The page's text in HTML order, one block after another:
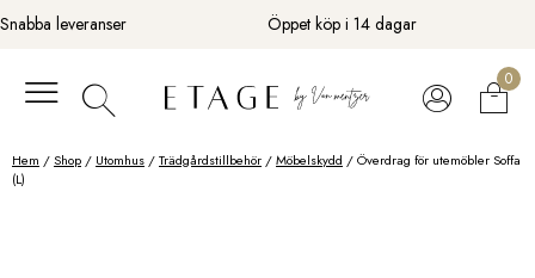
Fortsätt
till
Snabba leveranser Öppet köp i 14 dagar
0
Hem /Shop / Utomhus /Trädgårdstillbehör /Möbelskydd / Överdrag för utemöbler Soffa
(L)